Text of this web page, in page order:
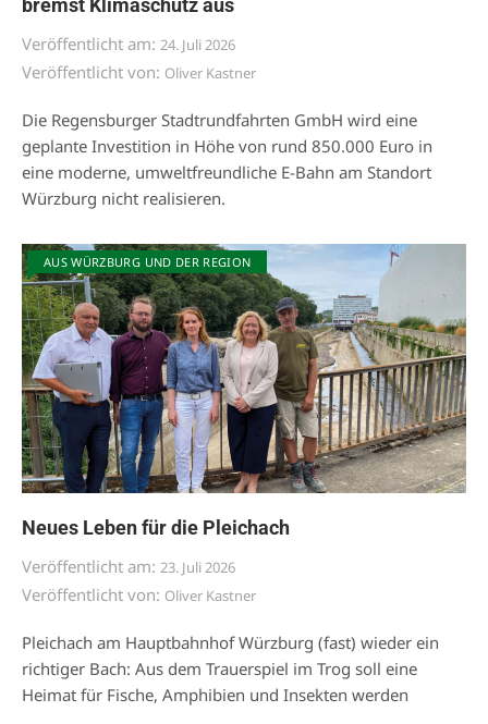
Veröffentlicht am: 24. Juli 2026
Veröffentlicht von: Oliver Kastner
Die Regensburger Stadtrundfahrten GmbH wird eine
geplante Investition in Höhe von rund 850.000 Euro in
eine moderne, umweltfreundliche E-Bahn am Standort
Würzburg nicht realisieren.
AUS WÜRZBURG UND DER REGION
Neues Leben für die Pleichach
Veröffentlicht am: 23. Juli 2026
Veröffentlicht von: Oliver Kastner
Pleichach am Hauptbahnhof Würzburg (fast) wieder ein
richtiger Bach: Aus dem Trauerspiel im Trog soll eine
Heimat für Fische, Amphibien und Insekten werden